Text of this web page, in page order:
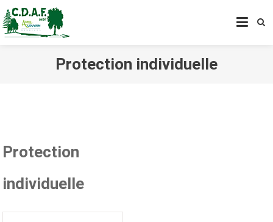
CENTRE DE DÉVELOPPEMENT
Protection individuelle
Protection
individuelle